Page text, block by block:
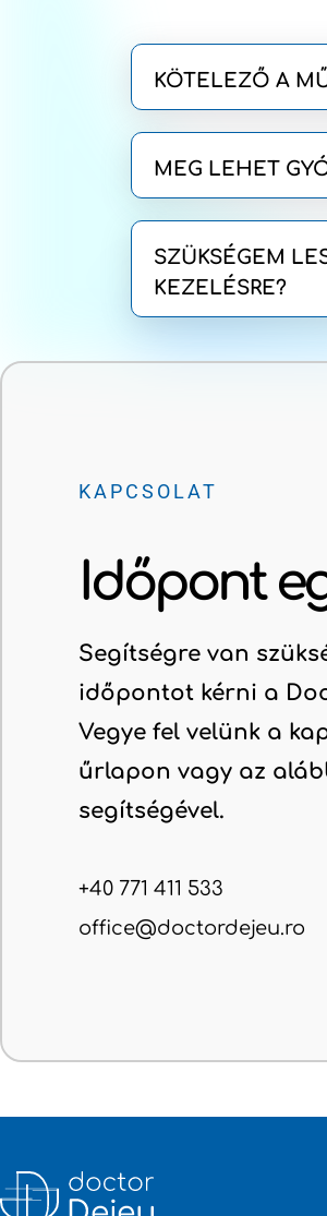
KÖTELEZŐ A
MEG LEHET
SZÜKSÉGEM
KEZELÉSRE?
KAPCSOLAT
Időpont
Segítségre van
időpontot kérni a
Vegye fel velünk a
űrlapon vagy az
segítségével.
+40 771 411 533
office@doctordejeu.ro